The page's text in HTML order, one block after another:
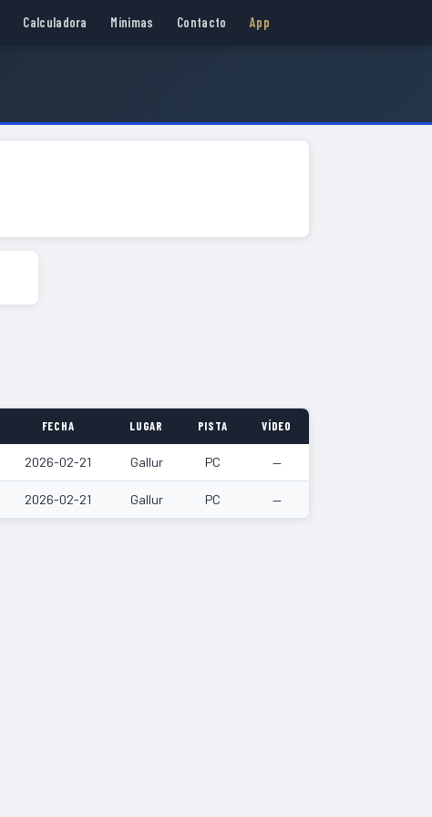
Calculadora Mínimas Contacto App
FECHA LUGAR PISTA VÍDEO
2026-02-21 Gallur PC —
2026-02-21 Gallur PC —